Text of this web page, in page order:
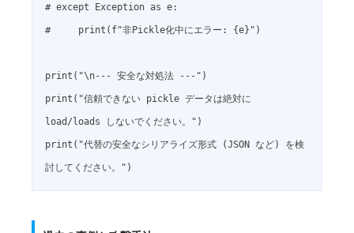
# except Exception as e:
#     print(f"非Pickle化中にエラー: {e}")
print("\n--- 安全な対処法 ---")
print("信頼できない pickle データは絶対に
load/loads しないでください。")
print("代替の安全なシリアライズ形式 (JSON など) を検